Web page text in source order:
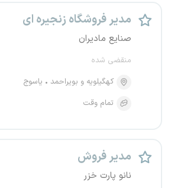
مدیر فروشگاه زنجیره ای
صنایع مادیران
منقضی شده
کهگیلویه و بویراحمد
یاسوج
تمام وقت
مدیر فروش
نانو پارت خزر